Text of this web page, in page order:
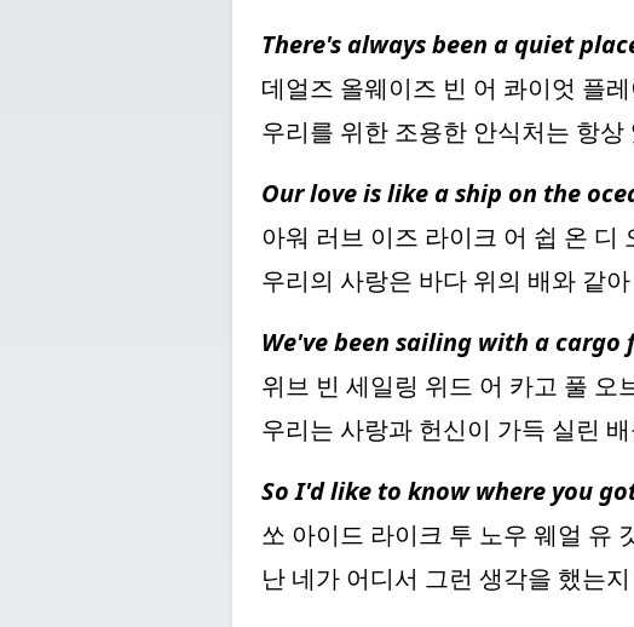
There's always been a quiet
데얼즈 올웨이즈 빈 어 콰이엇 플
우리를 위한 조용한 안식처는 항상
Our love is like a ship on the
아워 러브 이즈 라이크 어 쉽 온 디
우리의 사랑은 바다 위의 배와 같아
We've been sailing with a
위브 빈 세일링 위드 어 카고 풀 오
우리는 사랑과 헌신이 가득 실린
So I'd like to know where you
쏘 아이드 라이크 투 노우 웨얼 유
난 네가 어디서 그런 생각을 했는